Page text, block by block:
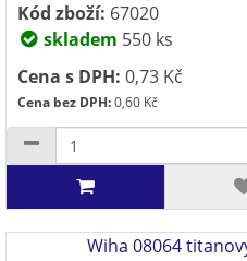
Kód zboží: 67020
skladem 550 ks
Cena s DPH: 0,73 Kč
Cena bez DPH:0,60 Kč
Wiha 08064